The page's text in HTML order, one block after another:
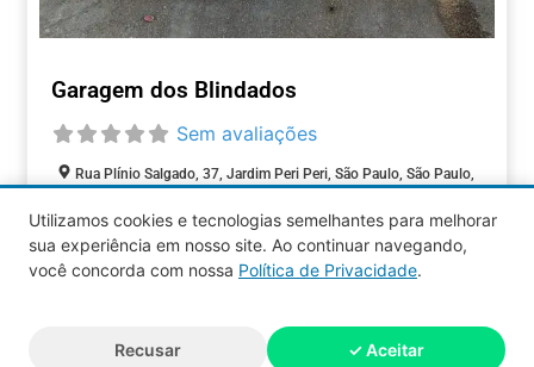
Garagem dos Blindados
Sem avaliações
Rua Plínio Salgado, 37, Jardim Peri Peri, São Paulo, São Paulo,
AUTOMOTIVOS Aberto agora:
reservados.
Utilizamos cookies e tecnologias semelhantes para melhorar
sua experiência em nosso site. Ao continuar navegando,
você concorda com nossa Política de Privacidade.
Recusar ✓ Aceitar